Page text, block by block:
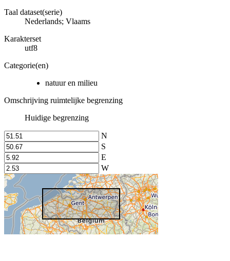
Taal dataset(serie)
Nederlands; Vlaams
Karakterset
utf8
Categorie(en)
natuur en milieu
Omschrijving ruimtelijke begrenzing
Huidige begrenzing
N
S
E
W